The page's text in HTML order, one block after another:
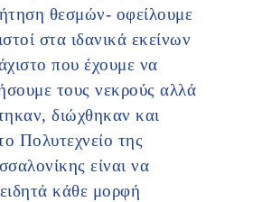
θεσμών- οφείλουμε
στα ιδανικά εκείνων
που έχουμε να
τους νεκρούς αλλά
διώχθηκαν και
Πολυτεχνείο της
είναι να
κάθε μορφή